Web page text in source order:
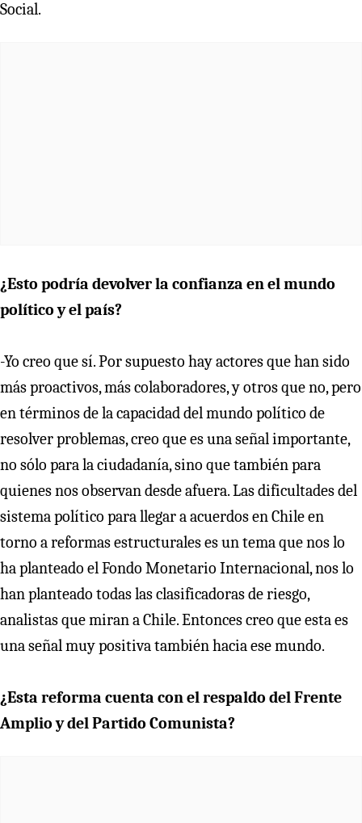
Social.
¿Esto podría devolver la confianza en el mundo
político y el país?
-Yo creo que sí. Por supuesto hay actores que han sido
más proactivos, más colaboradores, y otros que no, pero
en términos de la capacidad del mundo político de
resolver problemas, creo que es una señal importante,
no sólo para la ciudadanía, sino que también para
quienes nos observan desde afuera. Las dificultades del
sistema político para llegar a acuerdos en Chile en
torno a reformas estructurales es un tema que nos lo
ha planteado el Fondo Monetario Internacional, nos lo
han planteado todas las clasificadoras de riesgo,
analistas que miran a Chile. Entonces creo que esta es
una señal muy positiva también hacia ese mundo.
¿Esta reforma cuenta con el respaldo del Frente
Amplio y del Partido Comunista?